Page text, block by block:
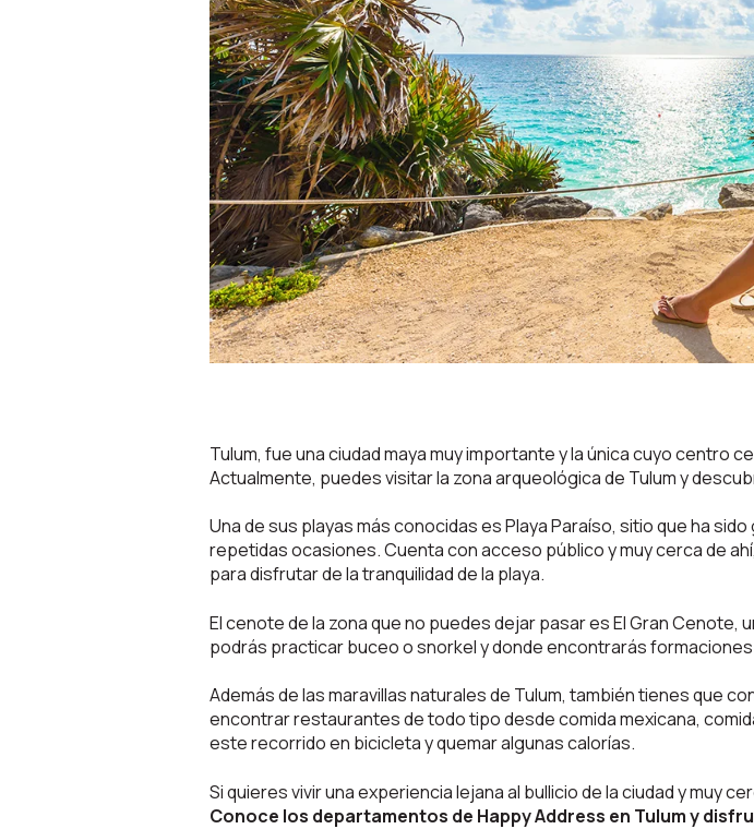
Tulum, fue una ciudad maya muy importante y la única cuyo centro
Actualmente, puedes visitar la zona arqueológica de Tulum y
Una de sus playas más conocidas es Playa Paraíso, sitio que ha
repetidas ocasiones. Cuenta con acceso público y muy cerca de
para disfrutar de la tranquilidad de la playa.
El cenote de la zona que no puedes dejar pasar es El Gran
podrás practicar buceo o snorkel y donde encontrarás
Además de las maravillas naturales de Tulum, también tienes que
encontrar restaurantes de todo tipo desde comida mexicana,
este recorrido en bicicleta y quemar algunas calorías.
Si quieres vivir una experiencia lejana al bullicio de la ciudad y muy
Conoce los departamentos de Happy Address en Tulum y